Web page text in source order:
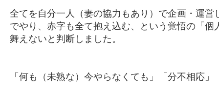
全てを自分一人（妻の協力もあり）で企画・運営
でやり、赤字も全て抱え込む、という覚悟の「個
舞えないと判断しました。
「何も（未熟な）今やらなくても」「分不相応」